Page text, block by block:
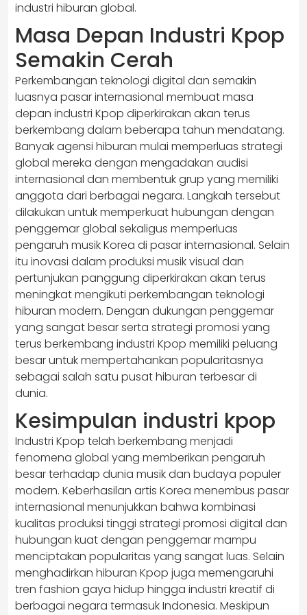
industri hiburan global.
Masa Depan Industri Kpop
Semakin Cerah
Perkembangan teknologi digital dan semakin
luasnya pasar internasional membuat masa
depan industri Kpop diperkirakan akan terus
berkembang dalam beberapa tahun mendatang.
Banyak agensi hiburan mulai memperluas strategi
global mereka dengan mengadakan audisi
internasional dan membentuk grup yang memiliki
anggota dari berbagai negara. Langkah tersebut
dilakukan untuk memperkuat hubungan dengan
penggemar global sekaligus memperluas
pengaruh musik Korea di pasar internasional. Selain
itu inovasi dalam produksi musik visual dan
pertunjukan panggung diperkirakan akan terus
meningkat mengikuti perkembangan teknologi
hiburan modern. Dengan dukungan penggemar
yang sangat besar serta strategi promosi yang
terus berkembang industri Kpop memiliki peluang
besar untuk mempertahankan popularitasnya
sebagai salah satu pusat hiburan terbesar di
dunia.
Kesimpulan industri kpop
Industri Kpop telah berkembang menjadi
fenomena global yang memberikan pengaruh
besar terhadap dunia musik dan budaya populer
modern. Keberhasilan artis Korea menembus pasar
internasional menunjukkan bahwa kombinasi
kualitas produksi tinggi strategi promosi digital dan
hubungan kuat dengan penggemar mampu
menciptakan popularitas yang sangat luas. Selain
menghadirkan hiburan Kpop juga memengaruhi
tren fashion gaya hidup hingga industri kreatif di
berbagai negara termasuk Indonesia. Meskipun